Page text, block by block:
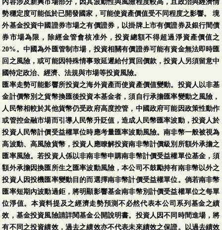
內容涉及新興市場部分，因其波動性與風險程度較高，且政治與經濟情
勢穩定度可能低於已開發國家，可能使資產價值受不同程度之影響。 境
外基金投資中國證券市場之有價證券，以掛牌上市有價證券及銀行間債
券市場為限，除經金管會核准外，投資總額不得超過淨資產價值之
20%。中國為外匯管制市場，投資相關有價證券可能有資金無法即時匯
回之風險，或可能因特殊情事致延遲給付買回價款，投資人另須留意中
國特定政治、經濟、法規與巿場等投資風險。
匯率走勢可能影響所投資之海外資產而使資產價值變動。投資人以非基
金計價幣別之貨幣換匯後投資本基金者，須自行承擔匯率變動之風險，
人民幣相較於其他貨幣仍受政府高度控管，中國政府可能因政策性動作
或管控金融市場而引導人民幣升貶值，造成人民幣匯率波動，投資人於
投資人民幣計價受益權單位時應考量匯率波動風險。南非幣一般被視為
高波動、高風險貨幣，投資人應瞭解投資南非幣計價級別所額外承擔之
匯率風險。若投資人係以非南非幣申購南非幣計價受益權單位基金，須
額外承擔因換匯所生之匯率波動風險，本公司不鼓勵持有南非幣以外之
投資人因投機匯率變動目的而選擇南非幣計價受益權單位。倘若南非幣
匯率短期內波動過鉅，將明顯影響基金南非幣別計價受益權單位之每單
位淨值。本資料提及之經濟走勢預測不必然代表本公司系列基金之績
效，基金投資風險請詳閱基金公開說明書。投資人因不同時間進場，將
有不同之投資績效，過去之績效亦不代表未來績效之保證。以過去績效